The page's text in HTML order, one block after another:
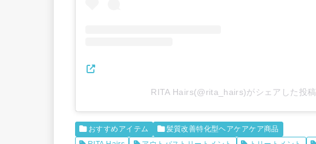
RITA Hairs(@rita_hairs)がシェアした投稿
おすすめアイテム
髪質改善特化型ヘアケアケア商品